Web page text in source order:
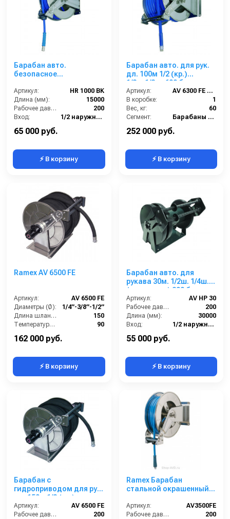
Барабан авто.
безопасное
15м 1/2 (нерж.) 1/2ш.
1/2ш. 200 бар
Артикул:
HR 1000 BK
Длина (мм):
15000
Рабочее давление (бар):
200
Вход:
1/2 наружняя резьба
65 000 руб.
⚡ В корзину
Барабан авто. для рук.
дл. 100м 1/2 (кр.)
1/2ш.1/2ш. 600 бар
Артикул:
AV 6300 FE 600
В коробке:
1
Вес, кг:
60
Сегмент:
Барабаны Ramex
252 000 руб.
⚡ В корзину
Ramex AV 6500 FE
Артикул:
AV 6500 FE
Диаметры (Ø):
1/4”-3/8”-1/2”
Длина шланга ВД (м):
150
Температура (°C):
90
162 000 руб.
⚡ В корзину
Барабан авто. для
рукава 30м. 1/2ш. 1/4ш.
(кр.+пласт.) 200 бар
Артикул:
AV HP 30
Рабочее давление (бар):
200
Длина (мм):
30000
Вход:
1/2 наружняя резьба
55 000 руб.
⚡ В корзину
Барабан с
гидроприводом для рук.
дл. 150м 1/2 (кр.)
1/2ш.1/2ш. 200 бар
Артикул:
AV 6500 FE
Рабочее давление (бар):
200
Ramex Барабан
стальной окрашенный с
механизмом AV 3500 FE
Артикул:
AV3500FE
Рабочее давление (бар):
200